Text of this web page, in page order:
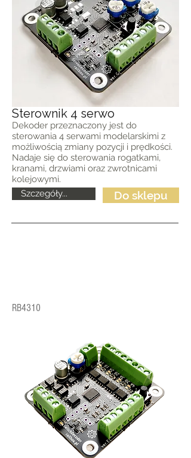
Sterownik 4 serwo
Dekoder przeznaczony jest do
sterowania 4 serwami modelarskimi z
możliwością zmiany pozycji i prędkości.
Nadaje się do sterowania rogatkami,
kranami, drzwiami oraz zwrotnicami
kolejowymi.
Szczegóły...
Do sklepu
RB4310